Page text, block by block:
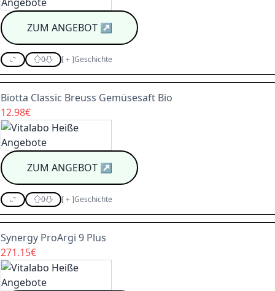
ZUM ANGEBOT↗
0 [+]Geschichte
Biotta Classic Breuss Gemüsesaft Bio
12.98€
ZUM ANGEBOT↗
0 [+]Geschichte
Synergy ProArgi 9 Plus
271.15€